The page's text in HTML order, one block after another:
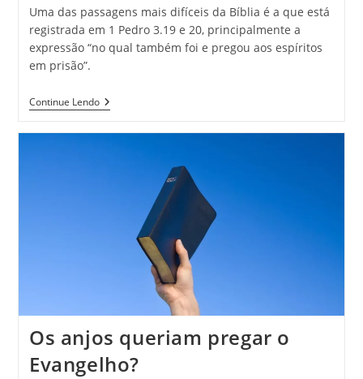
Uma das passagens mais difíceis da Bíblia é a que está
registrada em 1 Pedro 3.19 e 20, principalmente a
expressão “no qual também foi e pregou aos espíritos
em prisão”.
Continue Lendo
Os anjos queriam pregar o
Evangelho?